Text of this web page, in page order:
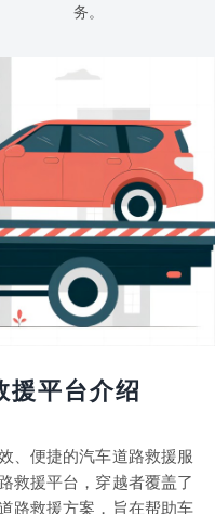
务。
援平台介绍
、便捷的汽车道路救援服
救援平台，穿越者覆盖了
路救援方案，旨在帮助车